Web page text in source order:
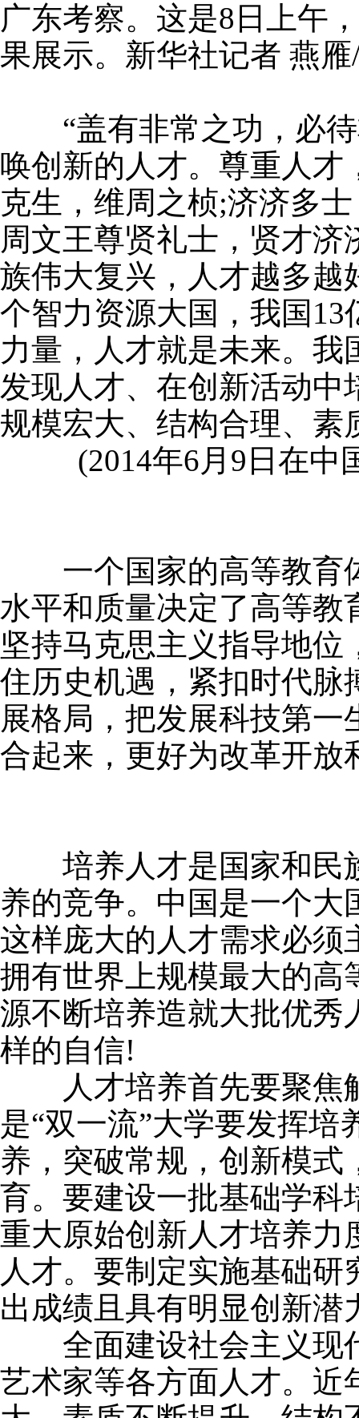
广东考察。这是8日上午
果展示。新华社记者 燕
“盖有非常之功，必待
唤创新的人才。尊重人才
克生，维周之桢;济济多
周文王尊贤礼士，贤才
族伟大复兴，人才越多越
个智力资源大国，我国
力量，人才就是未来。
发现人才、在创新活动
规模宏大、结构合理、素
(2014年6月9日在中
一个国家的高等教育体
水平和质量决定了高等
坚持马克思主义指导地
住历史机遇，紧扣时代脉
展格局，把发展科技第
合起来，更好为改革开放
培养人才是国家和民族
养的竞争。中国是一个
这样庞大的人才需求必
拥有世界上规模最大的高
源不断培养造就大批优秀
样的自信!
人才培养首先要聚焦解
是“双一流”大学要发挥
养，突破常规，创新模
育。要建设一批基础学科
重大原始创新人才培养
人才。要制定实施基础
出成绩且具有明显创新潜
全面建设社会主义现代
艺术家等各方面人才。近